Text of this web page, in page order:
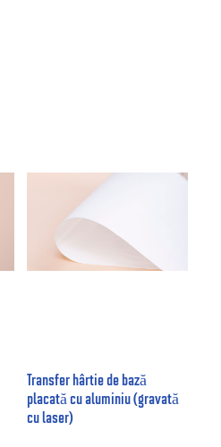
Transfer hârtie de bază
placată cu aluminiu (gravată
cu laser)